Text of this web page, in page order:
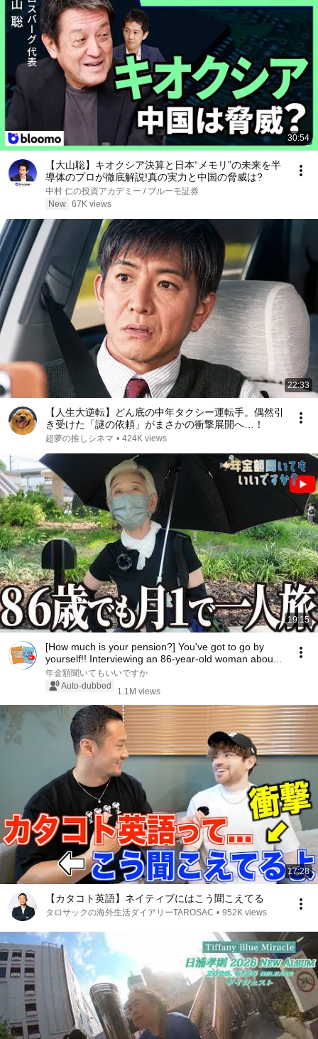
30:54
【大山聡】キオクシア決算と日本“メモリ”の未来を半
導体のプロが徹底解説!真の実力と中国の脅威は?
中村 仁の投資アカデミー / ブルーモ証券
New 67K views
22:33
【人生大逆転】どん底の中年タクシー運転手。偶然引
き受けた「謎の依頼」がまさかの衝撃展開へ…！
超夢の推しシネマ • 424K views
19:15
[How much is your pension?] You've got to go by
yourself!! Interviewing an 86-year-old woman abou...
年金額聞いてもいいですか
Auto-dubbed
1.1M views
17:28
【カタコト英語】ネイティブにはこう聞こえてる
タロサックの海外生活ダイアリーTAROSAC • 952K views